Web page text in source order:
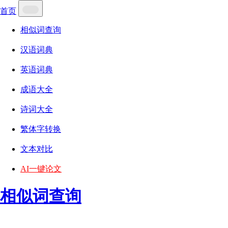
首页
相似词查询
汉语词典
英语词典
成语大全
诗词大全
繁体字转换
文本对比
AI一键论文
相似词查询